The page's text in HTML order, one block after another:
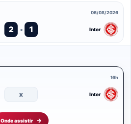
06/08/2026
2 x 1 Inter
16h
x Inter
Onde assistir